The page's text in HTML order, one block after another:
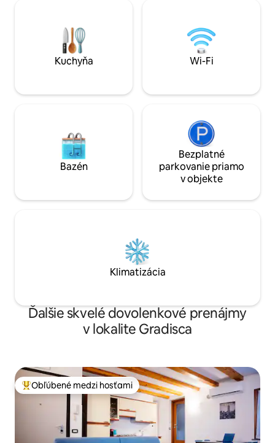
a Benátky sú vzdialené 1,5 hodiny jazdy
neposlednom
široké okná a 55-
obrazovka
Kuchyňa Wi-Fi
Bazén
Bezplatné
parkovanie priamo
v objekte
Klimatizácia
Ďalšie skvelé dovolenkové prenájmy
v lokalite Gradisca
Najobľúbenejšie medzi hosťami
Obľúbené medzi hosťami